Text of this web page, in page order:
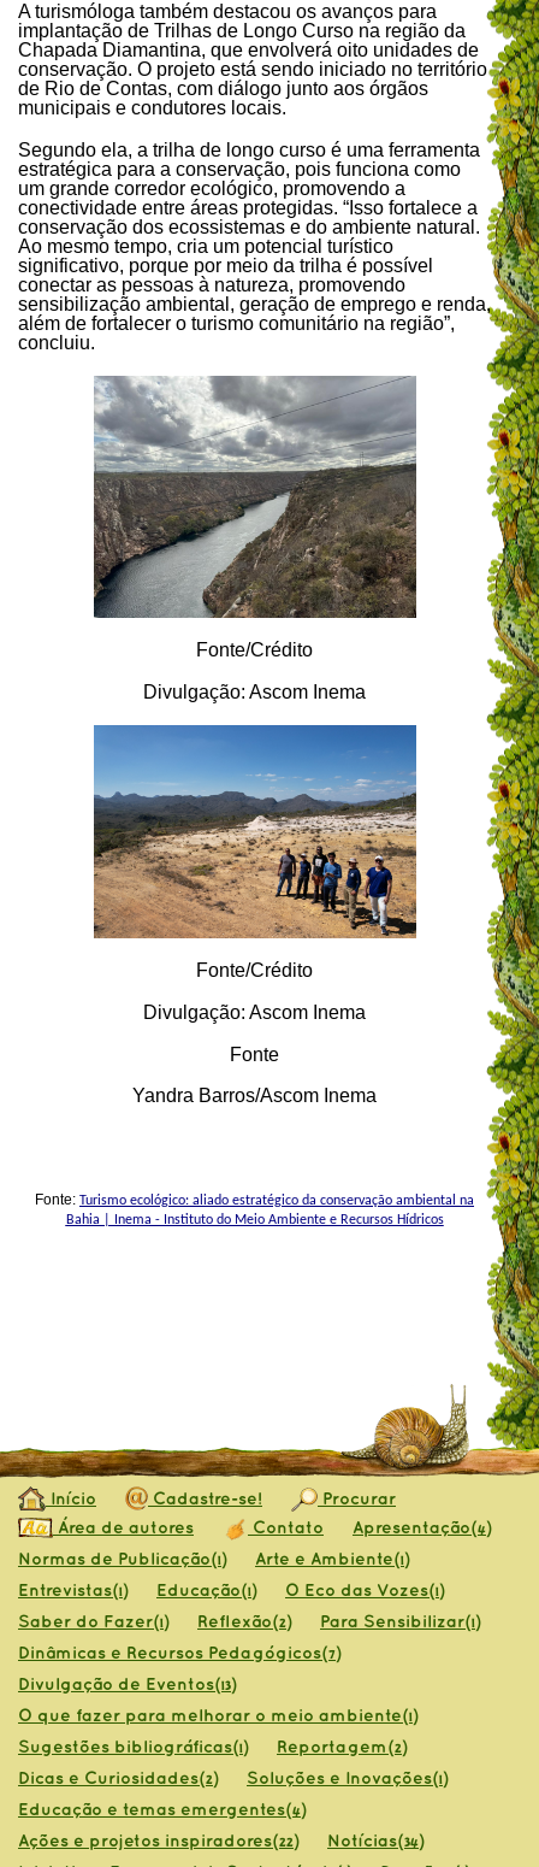
A turismóloga também destacou os avanços para
implantação de Trilhas de Longo Curso na região da
Chapada Diamantina, que envolverá oito unidades de
conservação. O projeto está sendo iniciado no território
de Rio de Contas, com diálogo junto aos órgãos
municipais e condutores locais.
Segundo ela, a trilha de longo curso é uma ferramenta
estratégica para a conservação, pois funciona como
um grande corredor ecológico, promovendo a
conectividade entre áreas protegidas. “Isso fortalece a
conservação dos ecossistemas e do ambiente natural.
Ao mesmo tempo, cria um potencial turístico
significativo, porque por meio da trilha é possível
conectar as pessoas à natureza, promovendo
sensibilização ambiental, geração de emprego e renda,
além de fortalecer o turismo comunitário na região”,
concluiu.
Fonte/Crédito
Divulgação: Ascom Inema
Fonte/Crédito
Divulgação: Ascom Inema
Fonte
Yandra Barros/Ascom Inema
Fonte:
Turismo ecológico: aliado estratégico da conservação ambiental na
Bahia | Inema - Instituto do Meio Ambiente e Recursos Hídricos
Início Cadastre-se!
Procurar
Área de autores
Contato Apresentação(4)
Normas de Publicação(1) Arte e Ambiente(1)
Entrevistas(1) Educação(1) O Eco das Vozes(1)
Saber do Fazer(1) Reflexão(2) Para Sensibilizar(1)
Dinâmicas e Recursos Pedagógicos(7)
Divulgação de Eventos(13)
O que fazer para melhorar o meio ambiente(1)
Sugestões bibliográficas(1) Reportagem(2)
Dicas e Curiosidades(2) Soluções e Inovações(1)
Educação e temas emergentes(4)
Ações e projetos inspiradores(22) Notícias(34)